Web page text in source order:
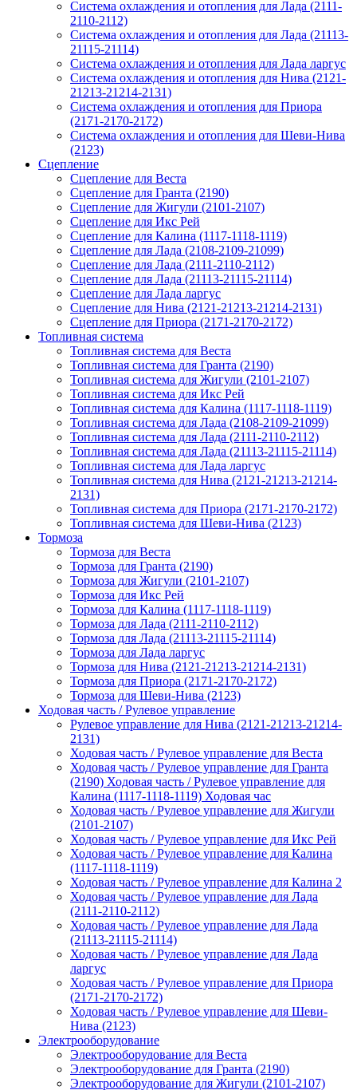
Система охлаждения и отопления для Лада (2111-
2110-2112)
Система охлаждения и отопления для Лада (21113-
21115-21114)
Система охлаждения и отопления для Лада ларгус
Система охлаждения и отопления для Нива (2121-
21213-21214-2131)
Система охлаждения и отопления для Приора
(2171-2170-2172)
Система охлаждения и отопления для Шеви-Нива
(2123)
Сцепление
Сцепление для Веста
Сцепление для Гранта (2190)
Сцепление для Жигули (2101-2107)
Сцепление для Икс Рей
Сцепление для Калина (1117-1118-1119)
Сцепление для Лада (2108-2109-21099)
Сцепление для Лада (2111-2110-2112)
Сцепление для Лада (21113-21115-21114)
Сцепление для Лада ларгус
Сцепление для Нива (2121-21213-21214-2131)
Сцепление для Приора (2171-2170-2172)
Топливная система
Топливная система для Веста
Топливная система для Гранта (2190)
Топливная система для Жигули (2101-2107)
Топливная система для Икс Рей
Топливная система для Калина (1117-1118-1119)
Топливная система для Лада (2108-2109-21099)
Топливная система для Лада (2111-2110-2112)
Топливная система для Лада (21113-21115-21114)
Топливная система для Лада ларгус
Топливная система для Нива (2121-21213-21214-
2131)
Топливная система для Приора (2171-2170-2172)
Топливная система для Шеви-Нива (2123)
Тормоза
Тормоза для Веста
Тормоза для Гранта (2190)
Тормоза для Жигули (2101-2107)
Тормоза для Икс Рей
Тормоза для Калина (1117-1118-1119)
Тормоза для Лада (2111-2110-2112)
Тормоза для Лада (21113-21115-21114)
Тормоза для Лада ларгус
Тормоза для Нива (2121-21213-21214-2131)
Тормоза для Приора (2171-2170-2172)
Тормоза для Шеви-Нива (2123)
Ходовая часть / Рулевое управление
Рулевое управление для Нива (2121-21213-21214-
2131)
Ходовая часть / Рулевое управление для Веста
Ходовая часть / Рулевое управление для Гранта
(2190) Ходовая часть / Рулевое управление для
Калина (1117-1118-1119) Ходовая час
Ходовая часть / Рулевое управление для Жигули
(2101-2107)
Ходовая часть / Рулевое управление для Икс Рей
Ходовая часть / Рулевое управление для Калина
(1117-1118-1119)
Ходовая часть / Рулевое управление для Калина 2
Ходовая часть / Рулевое управление для Лада
(2111-2110-2112)
Ходовая часть / Рулевое управление для Лада
(21113-21115-21114)
Ходовая часть / Рулевое управление для Лада
ларгус
Ходовая часть / Рулевое управление для Приора
(2171-2170-2172)
Ходовая часть / Рулевое управление для Шеви-
Нива (2123)
Электрооборудование
Электрооборудование для Веста
Электрооборудование для Гранта (2190)
Электрооборудование для Жигули (2101-2107)